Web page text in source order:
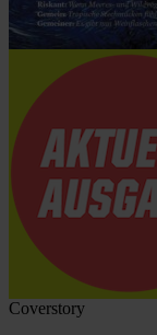
Coverstory